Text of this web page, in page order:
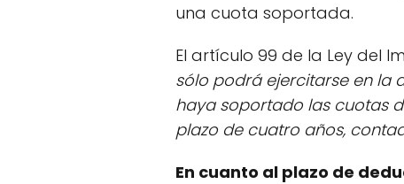
una cuota soportada.
El artículo 99 de la Ley del
sólo podrá ejercitarse en la
haya soportado las cuotas
plazo de cuatro años,
En cuanto al plazo de